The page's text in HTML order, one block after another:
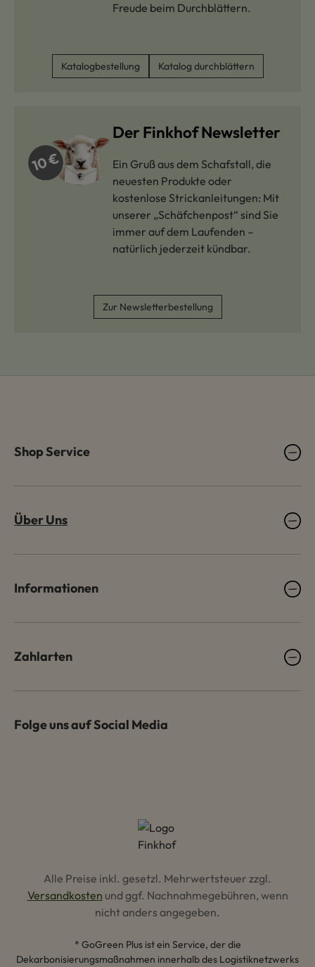
Freude beim Durchblättern.
Katalogbestellung Katalog durchblättern
Der Finkhof Newsletter
Ein Gruß aus dem Schafstall, die
neuesten Produkte oder
kostenlose Strickanleitungen: Mit
unserer „Schäfchenpost“ sind Sie
immer auf dem Laufenden –
natürlich jederzeit kündbar.
Zur Newsletterbestellung
Shop Service
Über Uns
Informationen
Zahlarten
Folge uns auf Social Media
Alle Preise inkl. gesetzl. Mehrwertsteuer zzgl.
Versandkosten und ggf. Nachnahmegebühren, wenn
nicht anders angegeben.
* GoGreen Plus ist ein Service, der die
Dekarbonisierungsmaßnahmen innerhalb des Logistiknetzwerks